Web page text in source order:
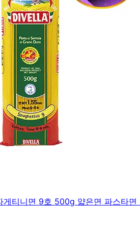
티니면 9호 500g 얇은면 파스타면